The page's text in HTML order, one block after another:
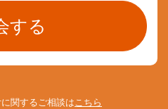
関するご相談はこちら